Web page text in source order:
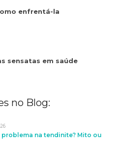
enfrentá-la
sensatas em saúde
no Blog:
problema na tendinite? Mito ou